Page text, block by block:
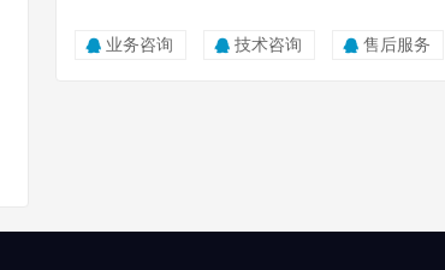
业务咨询 技术咨询 售后服务